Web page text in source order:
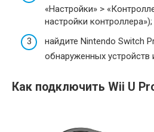
«Настройки» >
настройки контроллера»);
найдите Nintendo Switch
обнаруженных устройств
Как подключить Wii U